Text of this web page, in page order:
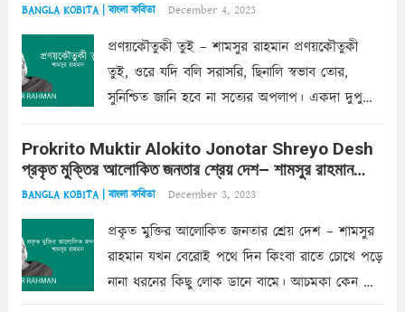
BANGLA KOBITA | বাংলা কবিতা December 4, 2023
প্রণয়কৌতুকী তুই – শামসুর রাহমান প্রণয়কৌতুকী
তুই, ওরে যদি বলি সরাসরি, ছিনালি স্বভাব তোর,
সুনিশ্চিত জানি হবে না সত্যের অপলাপ। একদা দুপুরে
আমার থরথর পিপাসার্ত ওষ্ঠে দিয়েছিলি এঁকে প্রগাঢ়
চুম্বন। অপরূপ আলিঙ্গনে...Read more
Prokrito Muktir Alokito Jonotar Shreyo Desh
প্রকৃত মুক্তির আলোকিত জনতার শ্রেয় দেশ– শামসুর রাহমান
Shamsur Rahman
BANGLA KOBITA | বাংলা কবিতা December 3, 2023
প্রকৃত মুক্তির আলোকিত জনতার শ্রেয় দেশ – শামসুর
রাহমান যখন বেরোই পথে দিন কিংবা রাতে চোখে পড়ে
নানা ধরনের কিছু লোক ডানে বামে। আচমকা কেন যেন